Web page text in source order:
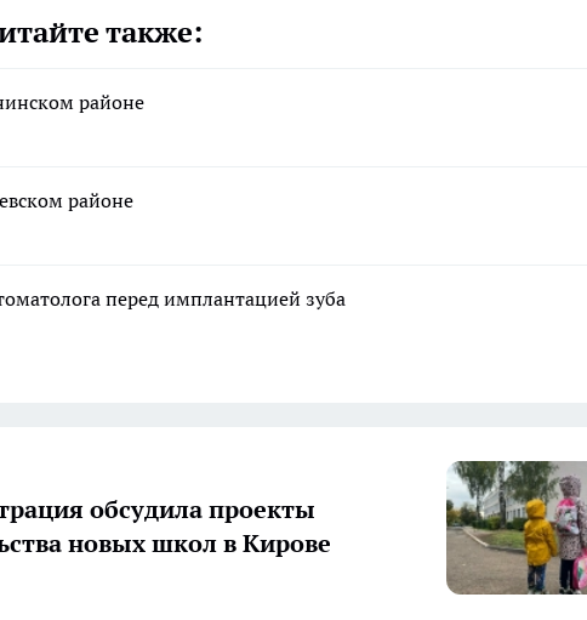
также:
районе
районе
перед имплантацией зуба
обсудила проекты
новых школ в Кирове